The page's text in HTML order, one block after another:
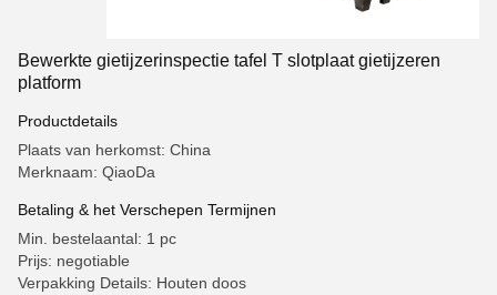
Bewerkte gietijzerinspectie tafel T slotplaat gietijzeren
platform
Productdetails
Plaats van herkomst: China
Merknaam: QiaoDa
Betaling & het Verschepen Termijnen
Min. bestelaantal: 1 pc
Prijs: negotiable
Verpakking Details: Houten doos